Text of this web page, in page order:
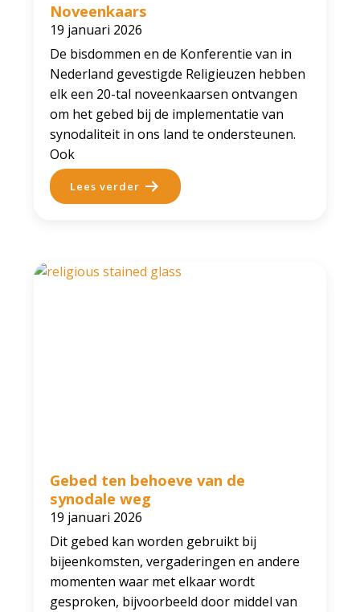
Noveenkaars
19 januari 2026
De bisdommen en de Konferentie van in
Nederland gevestigde Religieuzen hebben
elk een 20-tal noveenkaarsen ontvangen
om het gebed bij de implementatie van
synodaliteit in ons land te ondersteunen.
Ook
Lees verder
Gebed ten behoeve van de
synodale weg
19 januari 2026
Dit gebed kan worden gebruikt bij
bijeenkomsten, vergaderingen en andere
momenten waar met elkaar wordt
gesproken, bijvoorbeeld door middel van